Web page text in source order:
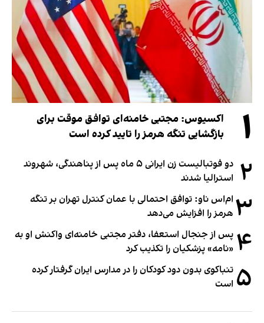
۱
اکسیوس: مجتبی خامنه‌ای توافق موقت برای
بازگشایی تنگه هرمز را تایید کرده است
۲
دو فوتبالیست زن ایرانی ۵ ماه پس از پناهندگی، شهروند
استرالیا شدند
۳ ام‌اس ناو: توافق احتمالی با عمان کنترل تهران بر تنگه
هرمز را افزایش می‌دهد
۴ پس از جنجال استعفا، دفتر مجتبی خامنه‌ای واکنش او به
«نامه» پزشکیان را تکذیب کرد
۵ تنباکوی بدون دود کودکان را در مدارس ایران گرفتار کرده
است